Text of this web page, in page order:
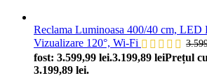
Reclama Luminoasa 400/40 cm,
Vizualizare 120°, Wi-Fi
fost: 3.599,99 lei.3.199,89 leiPrețul
3.199,89 lei.